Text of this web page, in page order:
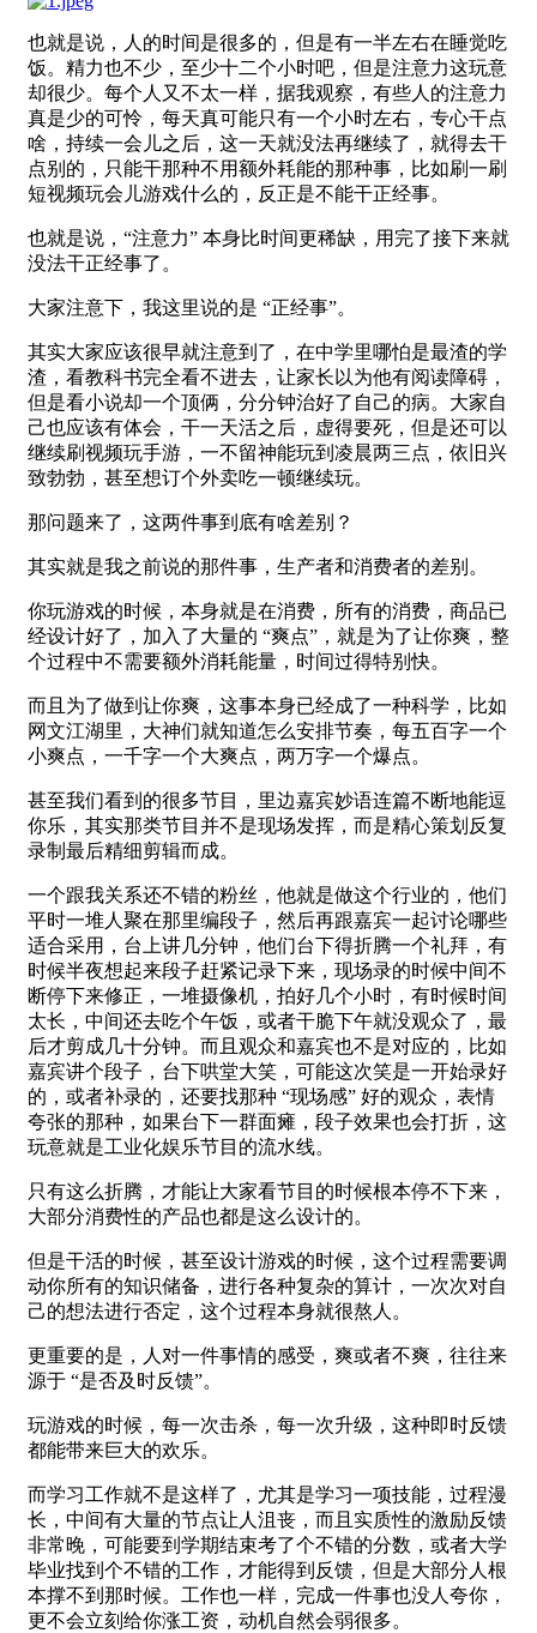
也就是说，人的时间是很多的，但是有一半左右在睡觉吃
饭。精力也不少，至少十二个小时吧，但是注意力这玩意
却很少。每个人又不太一样，据我观察，有些人的注意力
真是少的可怜，每天真可能只有一个小时左右，专心干点
啥，持续一会儿之后，这一天就没法再继续了，就得去干
点别的，只能干那种不用额外耗能的那种事，比如刷一刷
短视频玩会儿游戏什么的，反正是不能干正经事。
也就是说，“注意力” 本身比时间更稀缺，用完了接下来就
没法干正经事了。
大家注意下，我这里说的是 “正经事”。
其实大家应该很早就注意到了，在中学里哪怕是最渣的学
渣，看教科书完全看不进去，让家长以为他有阅读障碍，
但是看小说却一个顶俩，分分钟治好了自己的病。大家自
己也应该有体会，干一天活之后，虚得要死，但是还可以
继续刷视频玩手游，一不留神能玩到凌晨两三点，依旧兴
致勃勃，甚至想订个外卖吃一顿继续玩。
那问题来了，这两件事到底有啥差别？
其实就是我之前说的那件事，生产者和消费者的差别。
你玩游戏的时候，本身就是在消费，所有的消费，商品已
经设计好了，加入了大量的 “爽点”，就是为了让你爽，整
个过程中不需要额外消耗能量，时间过得特别快。
而且为了做到让你爽，这事本身已经成了一种科学，比如
网文江湖里，大神们就知道怎么安排节奏，每五百字一个
小爽点，一千字一个大爽点，两万字一个爆点。
甚至我们看到的很多节目，里边嘉宾妙语连篇不断地能逗
你乐，其实那类节目并不是现场发挥，而是精心策划反复
录制最后精细剪辑而成。
一个跟我关系还不错的粉丝，他就是做这个行业的，他们
平时一堆人聚在那里编段子，然后再跟嘉宾一起讨论哪些
适合采用，台上讲几分钟，他们台下得折腾一个礼拜，有
时候半夜想起来段子赶紧记录下来，现场录的时候中间不
断停下来修正，一堆摄像机，拍好几个小时，有时候时间
太长，中间还去吃个午饭，或者干脆下午就没观众了，最
后才剪成几十分钟。而且观众和嘉宾也不是对应的，比如
嘉宾讲个段子，台下哄堂大笑，可能这次笑是一开始录好
的，或者补录的，还要找那种 “现场感” 好的观众，表情
夸张的那种，如果台下一群面瘫，段子效果也会打折，这
玩意就是工业化娱乐节目的流水线。
只有这么折腾，才能让大家看节目的时候根本停不下来，
大部分消费性的产品也都是这么设计的。
但是干活的时候，甚至设计游戏的时候，这个过程需要调
动你所有的知识储备，进行各种复杂的算计，一次次对自
己的想法进行否定，这个过程本身就很熬人。
更重要的是，人对一件事情的感受，爽或者不爽，往往来
源于 “是否及时反馈”。
玩游戏的时候，每一次击杀，每一次升级，这种即时反馈
都能带来巨大的欢乐。
而学习工作就不是这样了，尤其是学习一项技能，过程漫
长，中间有大量的节点让人沮丧，而且实质性的激励反馈
非常晚，可能要到学期结束考了个不错的分数，或者大学
毕业找到个不错的工作，才能得到反馈，但是大部分人根
本撑不到那时候。工作也一样，完成一件事也没人夸你，
更不会立刻给你涨工资，动机自然会弱很多。